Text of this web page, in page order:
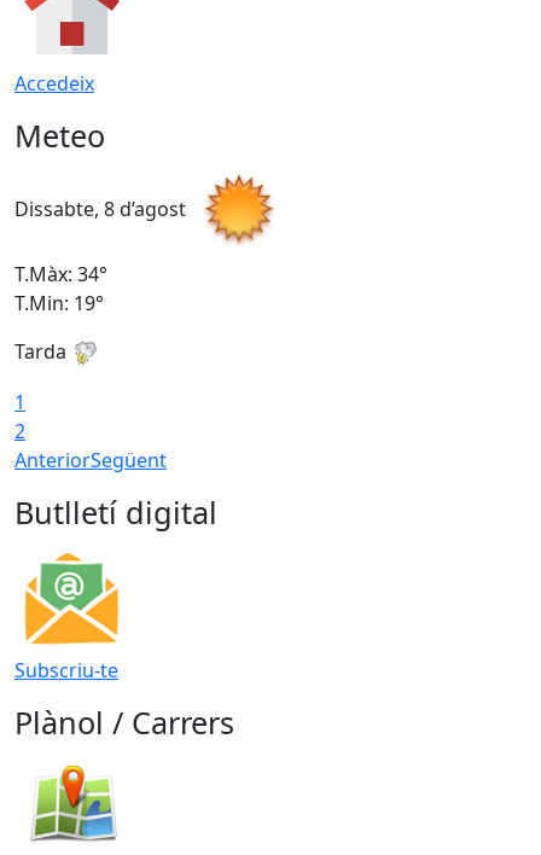
Accedeix
Meteo
Dissabte, 8 d’agost
T.Màx: 34°
T.Min: 19°
Tarda
1
2
AnteriorSegüent
Butlletí digital
Subscriu-te
Plànol / Carrers